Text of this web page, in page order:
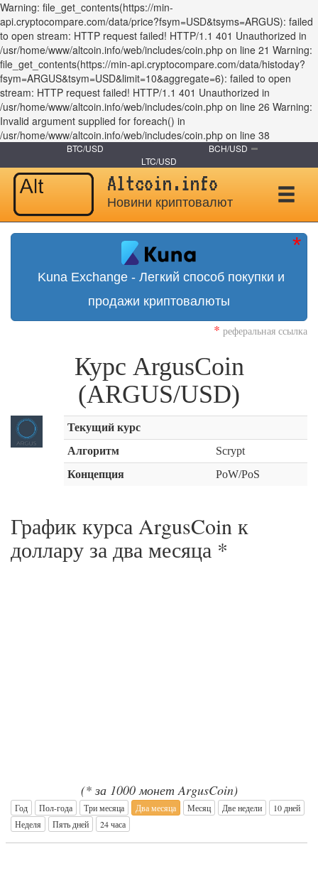
Warning: file_get_contents(https://min-
api.cryptocompare.com/data/price?fsym=USD&tsyms=ARGUS): failed
to open stream: HTTP request failed! HTTP/1.1 401 Unauthorized in
/usr/home/www/altcoin.info/web/includes/coin.php on line 21 Warning:
file_get_contents(https://min-api.cryptocompare.com/data/histoday?
fsym=ARGUS&tsym=USD&limit=10&aggregate=6): failed to open
stream: HTTP request failed! HTTP/1.1 401 Unauthorized in
/usr/home/www/altcoin.info/web/includes/coin.php on line 26 Warning:
Invalid argument supplied for foreach() in
/usr/home/www/altcoin.info/web/includes/coin.php on line 38
BTC/USD
BCH/USD
LTC/USD
Altcoin.info
Новини криптовалют
Kuna Exchange - Легкий способ покупки и
продажи криптовалюты
* реферальная ссылка
Курс ArgusCoin
(ARGUS/USD)
Текущий курс
Алгоритм
Scrypt
Концепция
PoW/PoS
График курса ArgusCoin к
доллару за два месяца *
(* за 1000 монет ArgusCoin)
Год Пол-года Три месяца Два месяца Месяц Две недели
10 дней
Неделя
Пять дней 24 часа